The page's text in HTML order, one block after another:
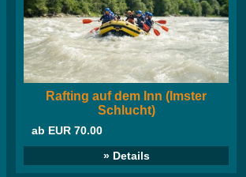
Rafting auf dem Inn (Imster
Schlucht)
ab EUR 70.00
» Details